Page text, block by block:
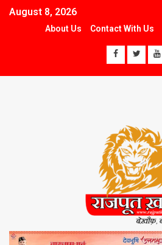
August 8, 2026
About Us Contact With Us